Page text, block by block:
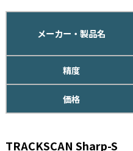
メーカー・製品名
精度
価格
TRACKSCAN Sharp-S